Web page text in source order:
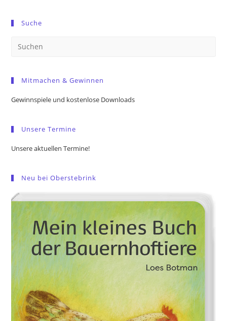
Suche
Mitmachen & Gewinnen
Gewinnspiele und kostenlose Downloads
Unsere Termine
Unsere aktuellen Termine!
Neu bei Oberstebrink